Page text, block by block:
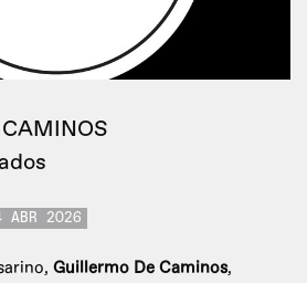
ABR 2026
Guillermo De Caminos,